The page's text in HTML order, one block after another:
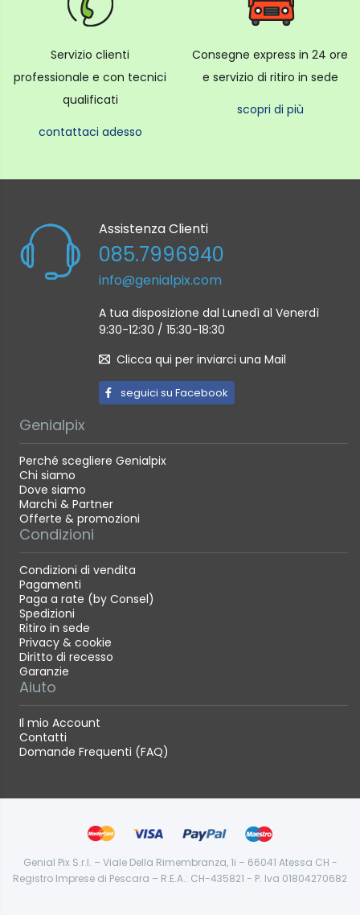
Servizio clienti
professionale e con tecnici
qualificati
contattaci adesso
Consegne express in 24 ore
e servizio di ritiro in sede
scopri di più
Assistenza Clienti
085.7996940
info@genialpix.com
A tua disposizione dal Lunedì al Venerdì
9:30-12:30 / 15:30-18:30
Clicca qui per inviarci una Mail
seguici su Facebook
Genialpix
Perché scegliere Genialpix
Chi siamo
Dove siamo
Marchi & Partner
Offerte & promozioni
Condizioni
Condizioni di vendita
Pagamenti
Paga a rate (by Consel)
Spedizioni
Ritiro in sede
Privacy & cookie
Diritto di recesso
Garanzie
Aiuto
Il mio Account
Contatti
Domande Frequenti (FAQ)
Genial Pix S.r.l. – Viale Della Rimembranza, 1i – 66041 Atessa CH -
Registro Imprese di Pescara – R.E.A.: CH-435821 - P. Iva 01804270682